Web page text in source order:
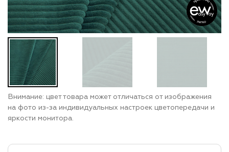
Внимание: цвет товара может отличаться от изображения
на фото из-за индивидуальных настроек цветопередачи и
яркости монитора.